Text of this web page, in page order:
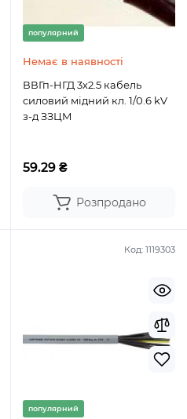
популярний
Немає в наявності
ВВГп-НГД 3х2.5 кабель
силовий мідний кл. 1/0.6 kV
з-д ЗЗЦМ
59.29 ₴
Розпродано
Код: 1119303
популярний